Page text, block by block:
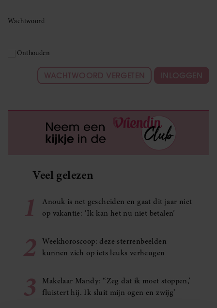
Wachtwoord
Onthouden
WACHTWOORD VERGETEN INLOGGEN
Veel gelezen
1
Anouk is net gescheiden en gaat dit jaar niet
op vakantie: ‘Ik kan het nu niet betalen’
2
Weekhoroscoop: deze sterrenbeelden
kunnen zich op iets leuks verheugen
3
Makelaar Mandy: ‘‘Zeg dat ik moet stoppen,’
fluistert hij. Ik sluit mijn ogen en zwijg’